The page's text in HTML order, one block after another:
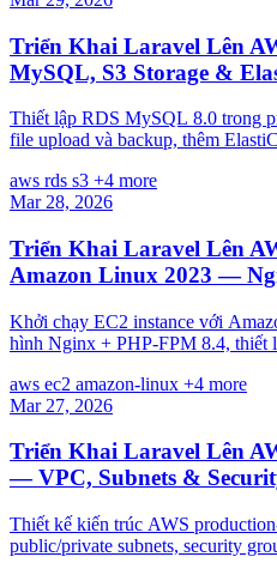
Triển Khai Laravel Lên
MySQL, S3 Storage &
Thiết lập RDS MySQL 8.0 trong
file upload và backup, thêm
aws rds s3 +4 more
Mar 28, 2026
Triển Khai Laravel Lên
Amazon Linux 2023 —
Khởi chạy EC2 instance với
hình Nginx + PHP-FPM 8.4, thiết
aws ec2 amazon-linux +4 more
Mar 27, 2026
Triển Khai Laravel Lên
— VPC, Subnets &
Thiết kế kiến trúc AWS
public/private subnets, security